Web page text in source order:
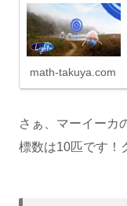
math-takuya.com
さぁ、マーイーカ
標数は10匹です！